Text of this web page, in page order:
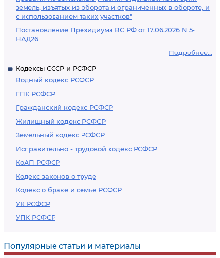
земель, изъятых из оборота и ограниченных в обороте, и
с использованием таких участков"
Постановление Президиума ВС РФ от 17.06.2026 N 5-
НАД26
Подробнее...
Кодексы СССР и РСФСР
Водный кодекс РСФСР
ГПК РСФСР
Гражданский кодекс РСФСР
Жилищный кодекс РСФСР
Земельный кодекс РСФСР
Исправительно - трудовой кодекс РСФСР
КоАП РСФСР
Кодекс законов о труде
Кодекс о браке и семье РСФСР
УК РСФСР
УПК РСФСР
Популярные статьи и материалы